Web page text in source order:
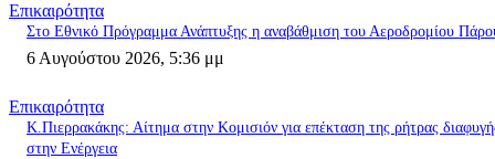
Επικαιρότητα
Στο Εθνικό Πρόγραμμα Ανάπτυξης η αναβάθμιση του Αεροδρομίου
6 Αυγούστου 2026, 5:36 μμ
Επικαιρότητα
K.Πιερρακάκης: Αίτημα στην Κομισιόν για επέκταση της ρήτρας
στην Ενέργεια